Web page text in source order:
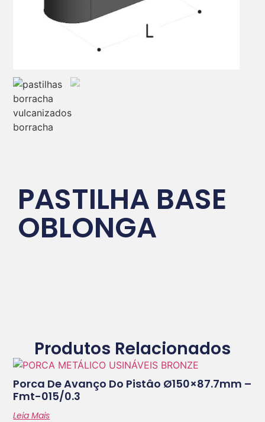
PASTILHA BASE
OBLONGA
Produtos Relacionados
Porca De Avanço Do Pistâo Ø150×87.7mm –
Fmt-015/0.3
Leia Mais